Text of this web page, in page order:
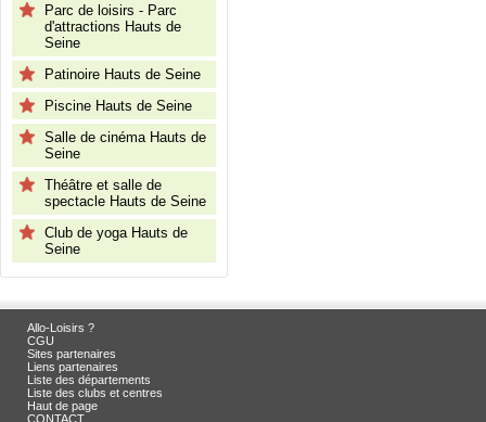
Parc de loisirs - Parc
d'attractions Hauts de
Seine
Patinoire Hauts de Seine
Piscine Hauts de Seine
Salle de cinéma Hauts de
Seine
Théâtre et salle de
spectacle Hauts de Seine
Club de yoga Hauts de
Seine
Allo-Loisirs ?
CGU
Sites partenaires
Liens partenaires
Liste des départements
Liste des clubs et centres
Haut de page
CONTACT